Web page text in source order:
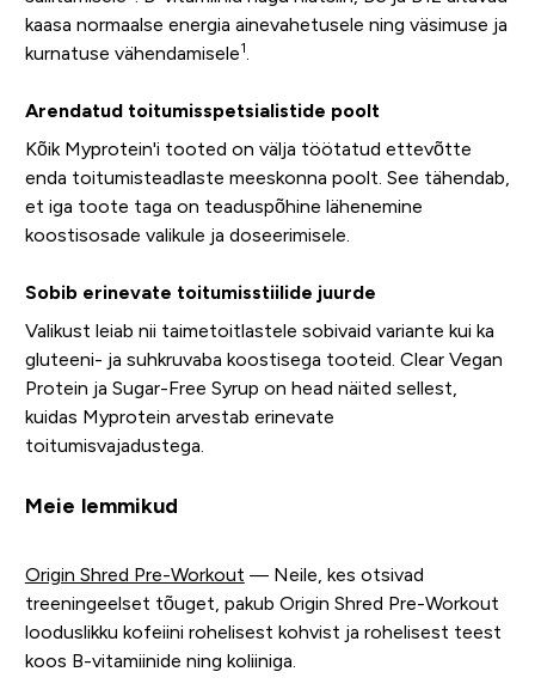
kaasa normaalse energia ainevahetusele ning väsimuse ja
kurnatuse vähendamisele1
Arendatud toitumisspetsialistide poolt
Kõik Myprotein'i tooted on välja töötatud ettevõtte
enda toitumisteadlaste meeskonna poolt. See tähendab,
et iga toote taga on teaduspõhine lähenemine
koostisosade valikule ja doseerimisele.
Sobib erinevate toitumisstiilide juurde
Valikust leiab nii taimetoitlastele sobivaid variante kui ka
gluteeni- ja suhkruvaba koostisega tooteid. Clear Vegan
Protein ja Sugar-Free Syrup on head näited sellest,
kuidas Myprotein arvestab erinevate
toitumisvajadustega.
Meie lemmikud
Origin Shred Pre-Workout — Neile, kes otsivad
treeningeelset tõuget, pakub Origin Shred Pre-Workout
looduslikku kofeiini rohelisest kohvist ja rohelisest teest
koos B-vitamiinide ning koliiniga.